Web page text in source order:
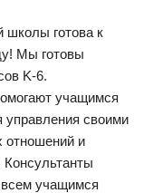
школы готова к
Мы готовы
K-6.
учащимся
управления своими
отношений и
Консультанты
учащимся